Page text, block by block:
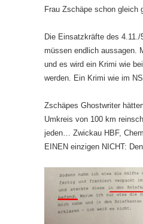
Frau Zschäpe schon gleich
Die Einsatzkräfte des 4.11./
müssen endlich aussagen.
und es wird ein Krimi wie
werden. Ein Krimi wie im
Zschäpes Ghostwriter
Umkreis von 100 km
jeden… Zwickau HBF,
EINEN einzigen NICHT: